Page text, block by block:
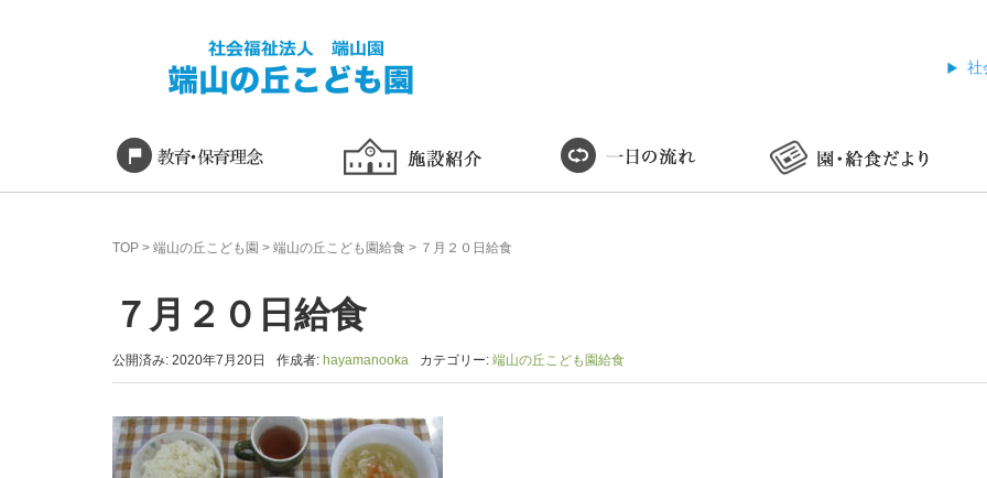
社
TOP > 端山の丘こども園 > 端山の丘こども園給食 > ７月２０日給食
７月２０日給食
公開済み: 2020年7月20日 作成者: hayamanooka カテゴリー: 端山の丘こども園給食